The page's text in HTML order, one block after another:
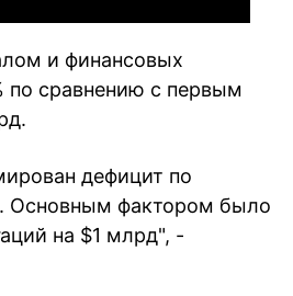
и финансовых
по сравнению с первым
дефицит по
Основным фактором было
на $1 млрд", -